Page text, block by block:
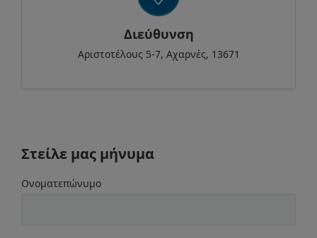
Διεύθυνση
Αριστοτέλους 5-7, Αχαρνές, 13671
Στείλε μας μήνυμα
Ονοματεπώνυμο